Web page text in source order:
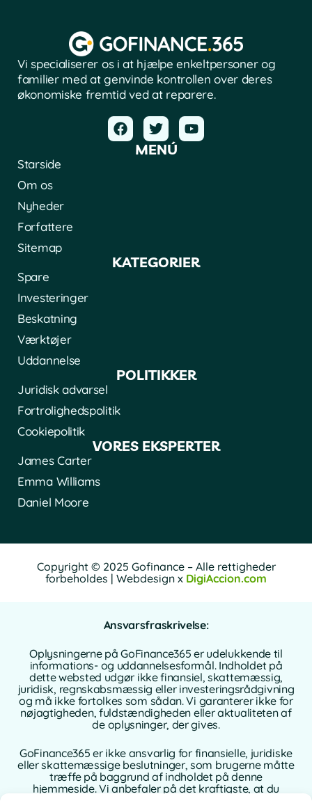
Vi specialiserer os i at hjælpe enkeltpersoner og
familier med at genvinde kontrollen over deres
økonomiske fremtid ved at reparere.
MENÚ
Starside
Om os
Nyheder
Forfattere
Sitemap
KATEGORIER
Spare
Investeringer
Beskatning
Værktøjer
Uddannelse
POLITIKKER
Juridisk advarsel
Fortrolighedspolitik
Cookiepolitik
VORES EKSPERTER
James Carter
Emma Williams
Daniel Moore
Copyright © 2025 Gofinance – Alle rettigheder
forbeholdes | Webdesign x DigiAccion.com
Ansvarsfraskrivelse:
Oplysningerne på GoFinance365 er udelukkende til
informations- og uddannelsesformål. Indholdet på
dette websted udgør ikke finansiel, skattemæssig,
juridisk, regnskabsmæssig eller investeringsrådgivning
og må ikke fortolkes som sådan. Vi garanterer ikke for
nøjagtigheden, fuldstændigheden eller aktualiteten af
de oplysninger, der gives.
GoFinance365 er ikke ansvarlig for finansielle, juridiske
eller skattemæssige beslutninger, som brugerne måtte
træffe på baggrund af indholdet på denne
hjemmeside. Vi anbefaler på det kraftigste, at du